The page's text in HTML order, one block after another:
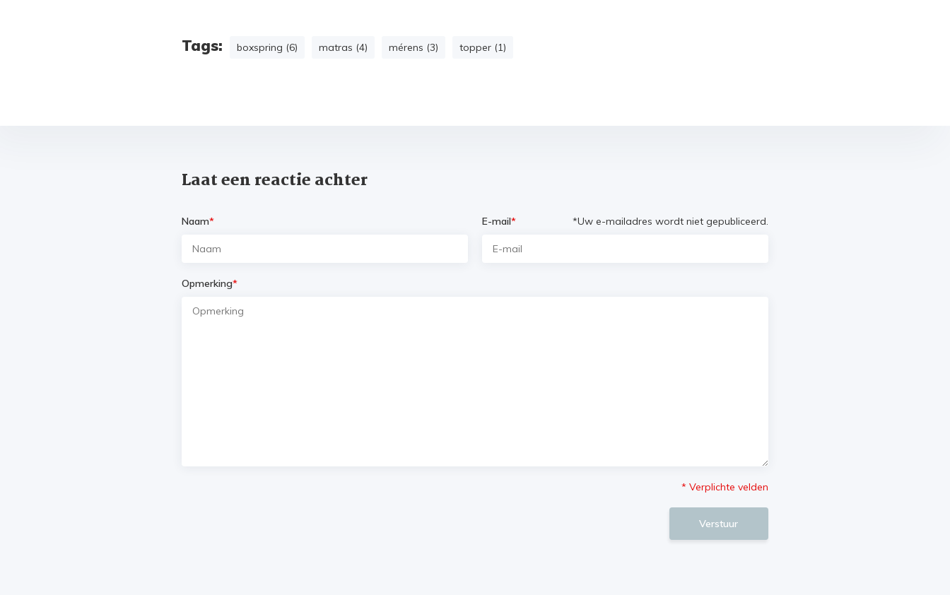
Tags: boxspring (6) matras (4) mérens (3) topper (1)
Laat een reactie achter
Naam* E-mail* *Uw e-mailadres wordt niet gepubliceerd.
Opmerking*
* Verplichte velden
Verstuur